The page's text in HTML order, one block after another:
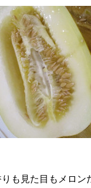
りも見た目もメロン